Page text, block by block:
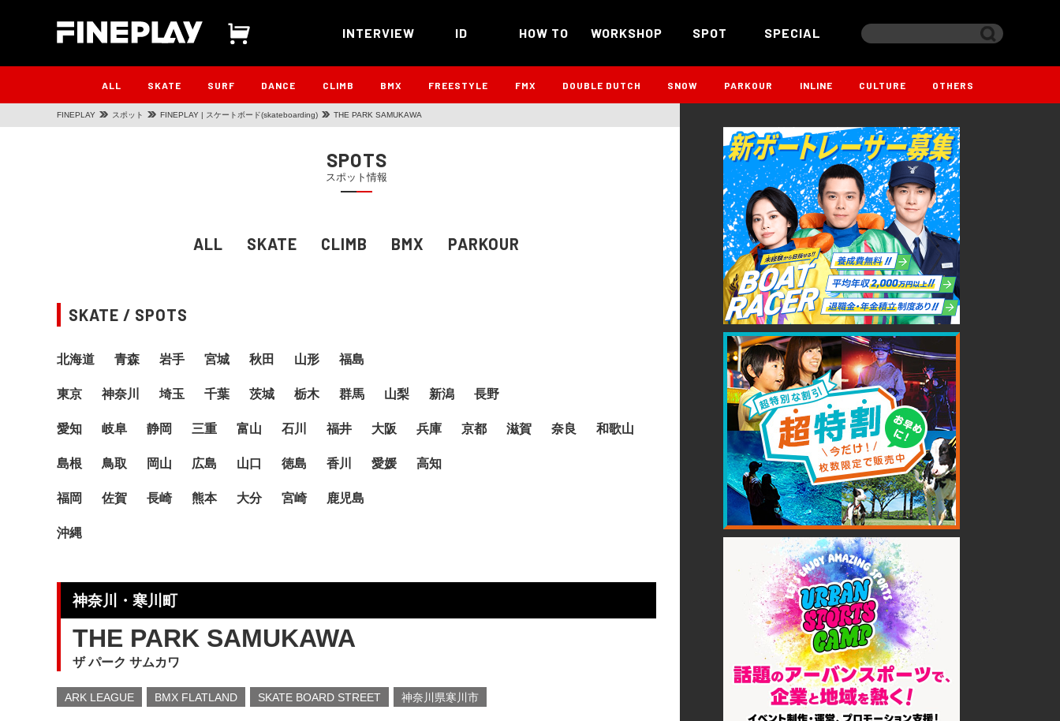
INTERVIEW ID HOW TO WORKSHOP SPOT SPECIAL
ALL SKATE SURF DANCE CLIMB BMX FREESTYLE FMX DOUBLE DUTCH SNOW PARKOUR INLINE CULTURE OTHERS
FINEPLAY スポット FINEPLAY | スケートボード(skateboarding) THE PARK SAMUKAWA
SPOTS
スポット情報
ALL SKATE CLIMB BMX PARKOUR
SKATE / SPOTS
北海道 青森 岩手 宮城 秋田 山形 福島
東京 神奈川 埼玉 千葉 茨城 栃木 群馬 山梨 新潟 長野
愛知 岐阜 静岡 三重 富山 石川 福井 大阪 兵庫 京都 滋賀 奈良 和歌山
島根 鳥取 岡山 広島 山口 徳島 香川 愛媛 高知
福岡 佐賀 長崎 熊本 大分 宮崎 鹿児島
沖縄
神奈川・寒川町
THE PARK SAMUKAWA
ザ パーク サムカワ
ARK LEAGUE BMX FLATLAND SKATE BOARD STREET 神奈川県寒川市